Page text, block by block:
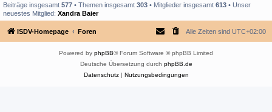
Beiträge insgesamt 577 • Themen insgesamt 303 • Mitglieder insgesamt 613 • Unser
neuestes Mitglied: Xandra Baier
ISDV-Homepage Foren Alle Zeiten sind UTC+02:00
Powered by phpBB® Forum Software © phpBB Limited
Deutsche Übersetzung durch phpBB.de
Datenschutz| Nutzungsbedingungen